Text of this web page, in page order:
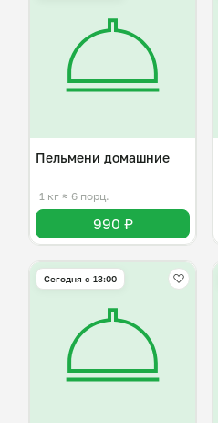
Пельмени домашние
1 кг ≈ 6 порц.
990 ₽
Сегодня с 13:00